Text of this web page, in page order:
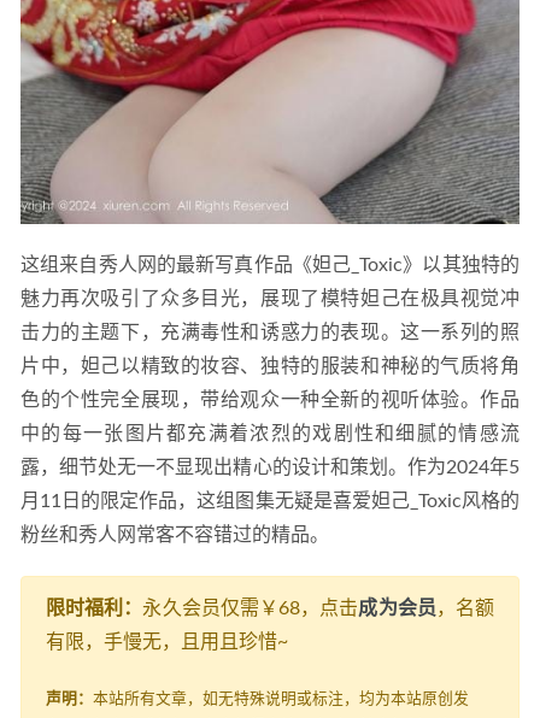
这组来自秀人网的最新写真作品《妲己_Toxic》以其独特的
魅力再次吸引了众多目光，展现了模特妲己在极具视觉冲
击力的主题下，充满毒性和诱惑力的表现。这一系列的照
片中，妲己以精致的妆容、独特的服装和神秘的气质将角
色的个性完全展现，带给观众一种全新的视听体验。作品
中的每一张图片都充满着浓烈的戏剧性和细腻的情感流
露，细节处无一不显现出精心的设计和策划。作为2024年5
月11日的限定作品，这组图集无疑是喜爱妲己_Toxic风格的
粉丝和秀人网常客不容错过的精品。
限时福利： 永久会员仅需￥68，点击成为会员，名额
有限，手慢无，且用且珍惜~
声明： 本站所有文章，如无特殊说明或标注，均为本站原创发